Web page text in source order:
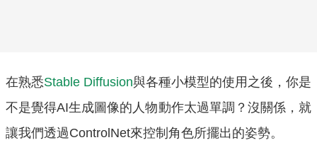
在熟悉Stable Diffusion與各種小模型的使用之後，你是
不是覺得AI生成圖像的人物動作太過單調？沒關係，就
讓我們透過ControlNet來控制角色所擺出的姿勢。